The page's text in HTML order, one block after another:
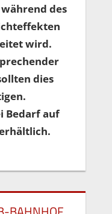
des
wird.
dies
Bedarf auf